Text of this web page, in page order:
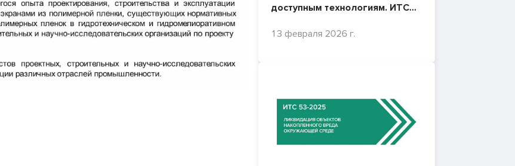
доступным технологиям. ИТС
обезвреживание отходов
13 февраля 2026 г.